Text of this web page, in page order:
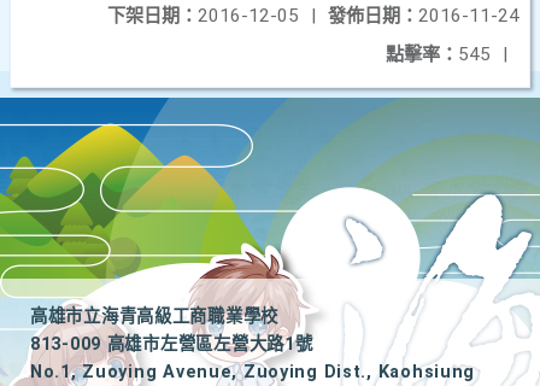
發佈日期： 2016-11-24
下架日期： 2016-12-05
|
點擊率： 545 |
高雄市立海青高級工商職業學校
813-009 高雄市左營區左營大路1號
No.1, Zuoying Avenue, Zuoying Dist., Kaohsiung